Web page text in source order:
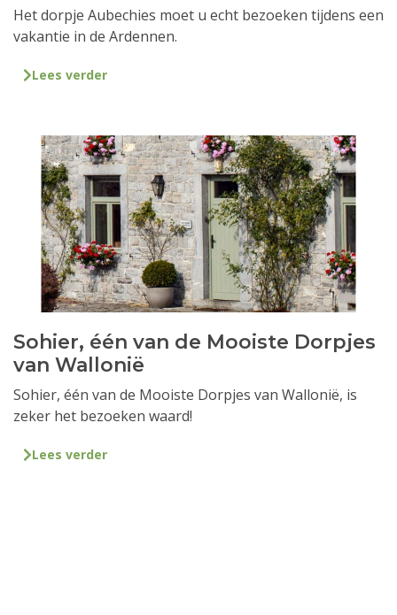
Het dorpje Aubechies moet u echt bezoeken tijdens een
vakantie in de Ardennen.
Lees verder
Sohier, één van de Mooiste Dorpjes
van Wallonië
Sohier, één van de Mooiste Dorpjes van Wallonië, is
zeker het bezoeken waard!
Lees verder